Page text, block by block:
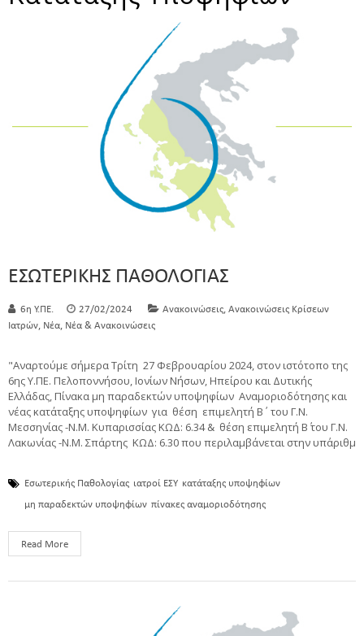
ΕΣΩΤΕΡΙΚΗΣ ΠΑΘΟΛΟΓΙΑΣ
6η Υ.ΠΕ. 27/02/2024 Ανακοινώσεις, Ανακοινώσεις Κρίσεων
Ιατρών, Νέα, Νέα & Ανακοινώσεις
"Αναρτούμε σήμερα Τρίτη 27 Φεβρουαρίου 2024, στον ιστότοπο της
6ης Υ.ΠΕ. Πελοποννήσου, Ιονίων Νήσων, Ηπείρου και Δυτικής
Ελλάδας, Πίνακα μη παραδεκτών υποψηφίων Αναμοριοδότησης και
νέας κατάταξης υποψηφίων για θέση επιμελητή Β΄ του Γ.Ν.
Μεσσηνίας -Ν.Μ. Κυπαρισσίας ΚΩΔ: 6.34 & θέση επιμελητή Β΄ του Γ.Ν.
Λακωνίας -Ν.Μ. Σπάρτης ΚΩΔ: 6.30 που περιλαμβάνεται στην υπ΄αριθμ
Εσωτερικής Παθολογίας ιατροί ΕΣΥ κατάταξης υποψηφίων
μη παραδεκτών υποψηφίων πίνακες αναμοριοδότησης
Read More